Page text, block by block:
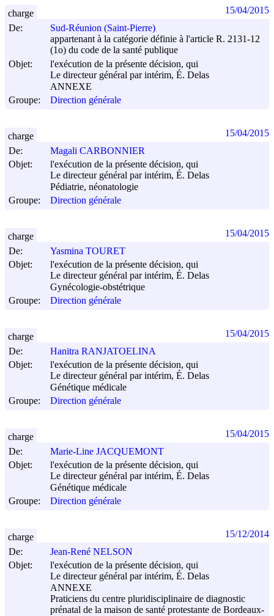
De:
Sud-Réunion (Saint-Pierre)
appartenant à la catégorie définie à l'article R. 2131-12
(1o) du code de la santé publique
Objet:
l'exécution de la présente décision, qui
Le directeur général par intérim, É. Delas
ANNEXE
Groupe:
Direction générale
charge 15/04/2015
De:
Magali CARBONNIER
Objet:
l'exécution de la présente décision, qui
Le directeur général par intérim, É. Delas
Pédiatrie, néonatologie
Groupe:
Direction générale
charge 15/04/2015
De:
Yasmina TOURET
Objet:
l'exécution de la présente décision, qui
Le directeur général par intérim, É. Delas
Gynécologie-obstétrique
Groupe:
Direction générale
charge 15/04/2015
De:
Hanitra RANJATOELINA
Objet:
l'exécution de la présente décision, qui
Le directeur général par intérim, É. Delas
Génétique médicale
Groupe:
Direction générale
charge 15/04/2015
De:
Marie-Line JACQUEMONT
Objet:
l'exécution de la présente décision, qui
Le directeur général par intérim, É. Delas
Génétique médicale
Groupe:
Direction générale
charge 15/04/2015
De:
Jean-René NELSON
Objet:
l'exécution de la présente décision, qui
Le directeur général par intérim, É. Delas
ANNEXE
Praticiens du centre pluridisciplinaire de diagnostic
prénatal de la maison de santé protestante de Bordeaux-
charge 15/12/2014